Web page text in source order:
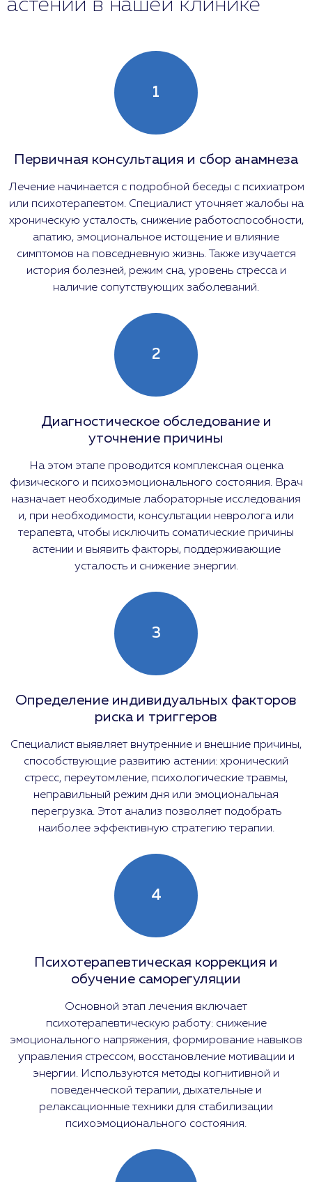
астении в нашей клинике
1
Первичная консультация и сбор анамнеза
Лечение начинается с подробной беседы с психиатром
или психотерапевтом. Специалист уточняет жалобы на
хроническую усталость, снижение работоспособности,
апатию, эмоциональное истощение и влияние
симптомов на повседневную жизнь. Также изучается
история болезней, режим сна, уровень стресса и
наличие сопутствующих заболеваний.
2
Диагностическое обследование и
уточнение причины
На этом этапе проводится комплексная оценка
физического и психоэмоционального состояния. Врач
назначает необходимые лабораторные исследования
и, при необходимости, консультации невролога или
терапевта, чтобы исключить соматические причины
астении и выявить факторы, поддерживающие
усталость и снижение энергии.
3
Определение индивидуальных факторов
риска и триггеров
Специалист выявляет внутренние и внешние причины,
способствующие развитию астении: хронический
стресс, переутомление, психологические травмы,
неправильный режим дня или эмоциональная
перегрузка. Этот анализ позволяет подобрать
наиболее эффективную стратегию терапии.
4
Психотерапевтическая коррекция и
обучение саморегуляции
Основной этап лечения включает
психотерапевтическую работу: снижение
эмоционального напряжения, формирование навыков
управления стрессом, восстановление мотивации и
энергии. Используются методы когнитивной и
поведенческой терапии, дыхательные и
релаксационные техники для стабилизации
психоэмоционального состояния.